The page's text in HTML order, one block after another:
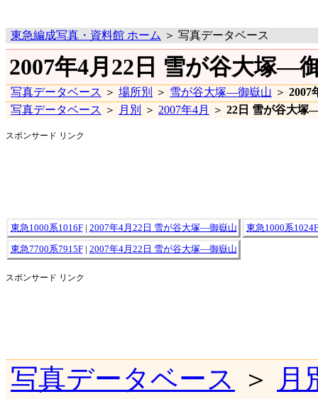
東急編成写真・資料館 ホーム ＞ 写真データベース
2007年4月22日 雪が谷大塚―
写真データベース ＞ 場所別 ＞ 雪が谷大塚―御嶽山 ＞ 2007
写真データベース ＞ 月別 ＞ 2007年4月 ＞ 22日 雪が谷大塚
スポンサード リンク
東急1000系1016F| 2007年4月22日 雪が谷大塚―御嶽山 東急1000系1024F
東急7700系7915F| 2007年4月22日 雪が谷大塚―御嶽山
スポンサード リンク
写真データベース ＞
月